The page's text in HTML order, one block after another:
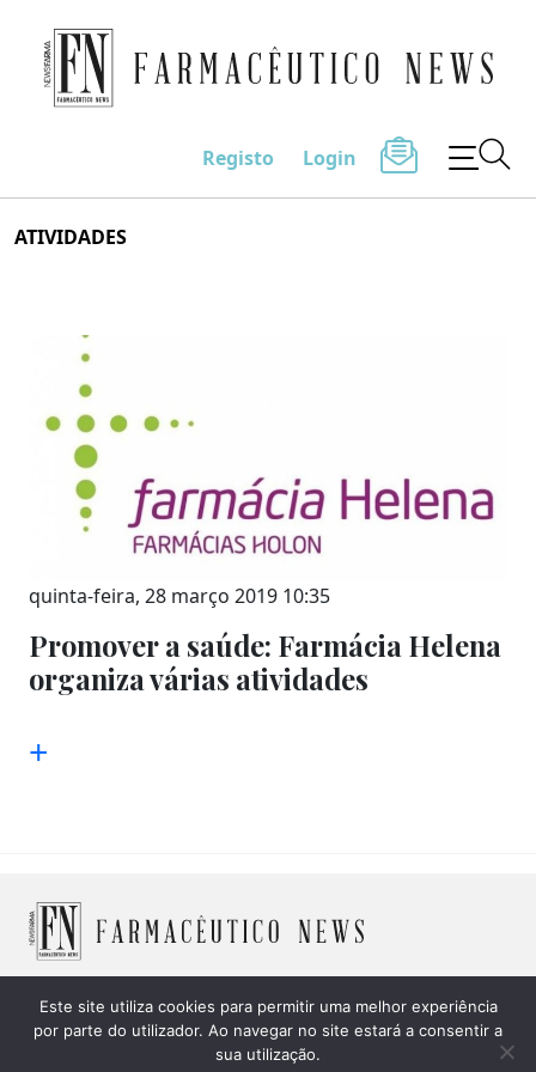
to
Farmacêutico News
Registo Login
ATIVIDADES
quinta-feira, 28 março 2019 10:35
Promover a saúde: Farmácia Helena
organiza várias atividades
+
© 2026 Farmacêutico News -Política de Cookies |Política
Este site utiliza cookies para permitir uma melhor experiência
por parte do utilizador. Ao navegar no site estará a consentir a
sua utilização.